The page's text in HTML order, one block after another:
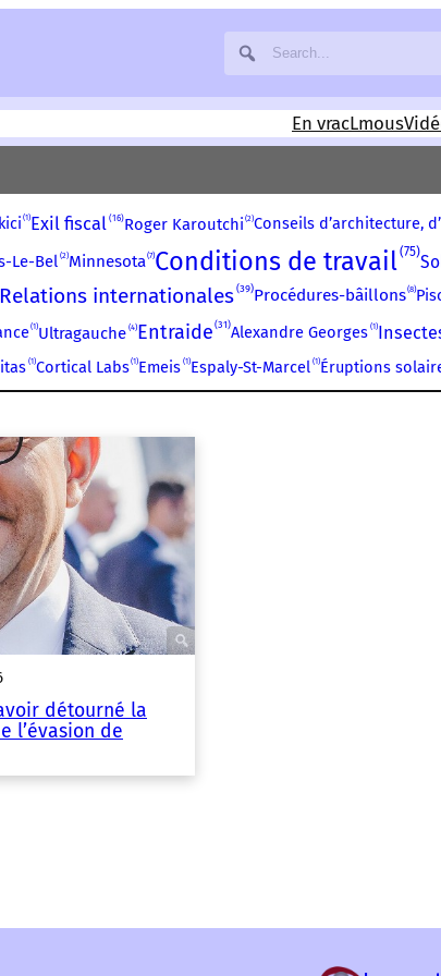
En vracLmous
1 Exil fiscal 16 Roger Karoutchi 2 Conseils d’architecture,
Le-Bel 2 Minnesota 7 Conditions de travail 75
Relations internationales 39 Procédures-bâillons 8
1 Ultragauche 4 Entraide 31 Alexandre Georges 1
1 Cortical Labs 1 Emeis 1 Espaly-St-Marcel 1 Éruptions
détourné la
l’évasion de